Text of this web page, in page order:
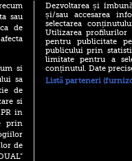
(P) Descoperă Lumea
Evenimentelor din
sau
de
si
sa
de
si
in
prin
de
Dezvoltarea și
și/sau accesarea
selectarea
Utilizarea profilurilor
pentru publicitate
publicului prin
limitate pentru a
conținutul. Date
Listă parteneri